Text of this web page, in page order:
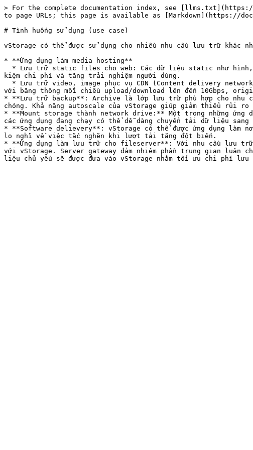
> For the complete documentation index, see
to page URLs; this page is available as [Markdown](https://
# Tình huống sử dụng (use case)
vStorage có thể được sử dụng cho nhiều nhu cầu lưu trữ khác
* **Ứng dụng làm media hosting**
kiệm chi phí và tăng trải nghiệm người dùng.
với băng thông mỗi chiều upload/download lên đến 10Gbps,
* **Lưu trữ backup**: Archive là lớp lưu trữ phù hợp cho nhu
chóng. Khả năng autoscale của vStorage giúp giảm thiểu rủi
* **Mount storage thành network drive:** Một trong những
các ứng dụng đang chạy có thể dễ dàng chuyển tải dữ liệu
* **Software delievery**: vStorage có thể được ứng dụng làm
lo nghĩ về việc tắc nghẽn khi lượt tải tăng đột biến.
* **Ứng dụng làm lưu trữ cho fileserver**: Với nhu cầu lưu trữ
với vStorage. Server gateway đảm nhiệm phần trung gian